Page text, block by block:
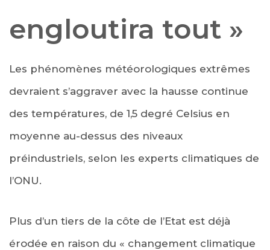
engloutira tout »
Les phénomènes météorologiques extrêmes
devraient s’aggraver avec la hausse continue
des températures, de 1,5 degré Celsius en
moyenne au-dessus des niveaux
préindustriels, selon les experts climatiques de
l’ONU.
Plus d’un tiers de la côte de l’Etat est déjà
érodée en raison du « changement climatique